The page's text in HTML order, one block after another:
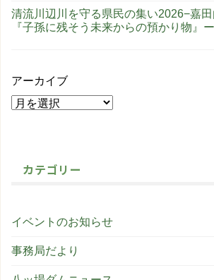
清流川辺川を守る県民の集い2026−嘉
『子孫に残そう未来からの預かり物』
アーカイブ
カテゴリー
イベントのお知らせ
事務局だより